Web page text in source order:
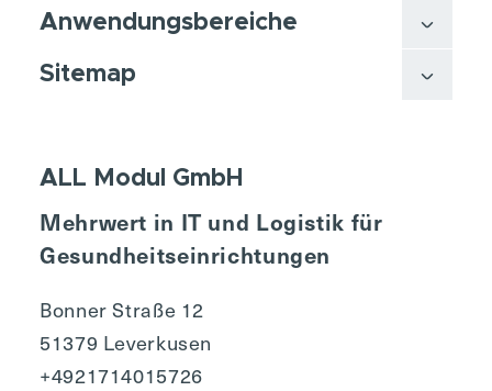
Anwendungsbereiche
Sitemap
ALL Modul GmbH
Mehrwert in IT und Logistik für
Gesundheitseinrichtungen
Bonner Straße 12
51379 Leverkusen
+4921714015726